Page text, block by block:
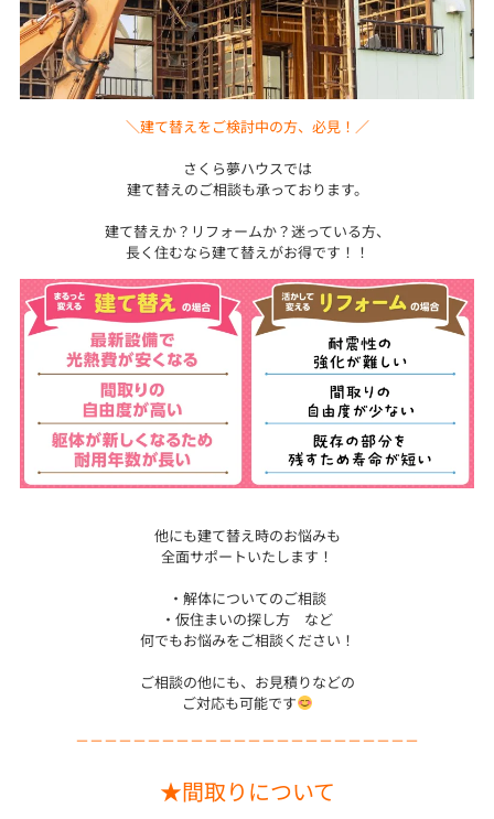
＼建て替えをご検討中の方、必見！／
さくら夢ハウスでは
建て替えのご相談も承っております。
建て替えか？リフォームか？迷っている方、
長く住むなら建て替えがお得です！！
他にも建て替え時のお悩みも
全面サポートいたします！
・解体についてのご相談
・仮住まいの探し方 など
何でもお悩みをご相談ください！
ご相談の他にも、お見積りなどの
ご対応も可能です
－－－－－－－－－－－－－－－－－－－－－－－－
★間取りについて